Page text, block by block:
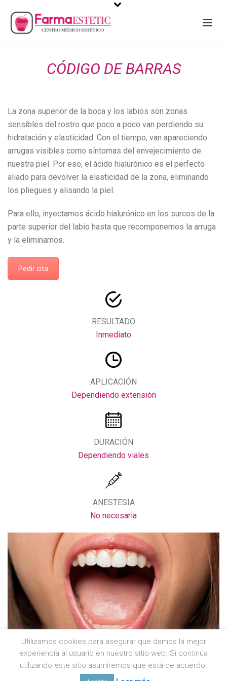
CÓDIGO DE BARRAS
La zona superior de la boca y los labios son zonas
sensibles del rostro que poco a poco van perdiendo su
hidratación y elasticidad. Con el tiempo, van apareciendo
arrugas visibles como síntomas del envejecimiento de
nuestra piel. Por eso, el ácido hialurónico es el perfecto
aliado para devolver la elasticidad de la zona, eliminando
los pliegues y alisando la piel.
Para ello, inyectamos ácido hialurónico en los surcos de la
parte superior del labio hasta que recomponemos la arruga
y la eliminamos.
Pedir cita
RESULTADO
Inmediato
APLICACIÓN
Dependiendo extensión
DURACIÓN
Dependiendo viales
ANESTESIA
No necesaria
Utilizamos cookies para asegurar que damos la mejor
experiencia al usuario en nuestro sitio web. Si continúa
utilizando este sitio asumiremos que está de acuerdo.